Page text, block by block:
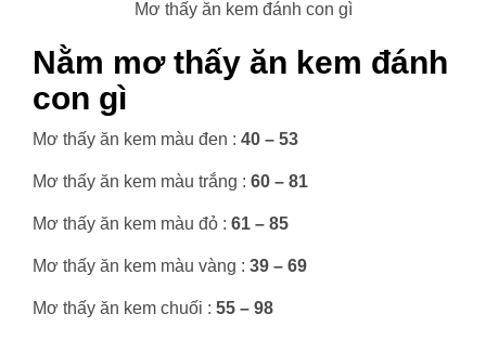
Mơ thấy ăn kem đánh con gì
Nằm mơ thấy ăn kem đánh
con gì
Mơ thấy ăn kem màu đen : 40 – 53
Mơ thấy ăn kem màu trắng : 60 – 81
Mơ thấy ăn kem màu đỏ : 61 – 85
Mơ thấy ăn kem màu vàng : 39 – 69
Mơ thấy ăn kem chuối : 55 – 98